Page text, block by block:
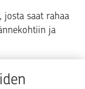
josta saat rahaa
ja